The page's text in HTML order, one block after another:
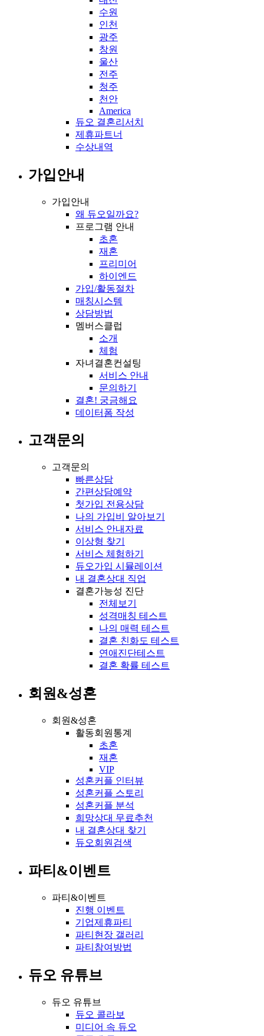
수원
인천
광주
창원
울산
전주
청주
천안
America
듀오 결혼리서치
제휴파트너
수상내역
가입안내
가입안내
왜 듀오일까요?
프로그램 안내
초혼
재혼
프리미어
하이엔드
가입/활동절차
매칭시스템
상담방법
멤버스클럽
소개
체험
자녀결혼컨설팅
서비스 안내
문의하기
결혼! 궁금해요
데이터폼 작성
고객문의
고객문의
빠른상담
간편상담예약
첫가입 전용상담
나의 가입비 알아보기
서비스 안내자료
이상형 찾기
서비스 체험하기
듀오가입 시뮬레이션
내 결혼상대 직업
결혼가능성 진단
전체보기
성격매칭 테스트
나의 매력 테스트
결혼 친화도 테스트
연애진단테스트
결혼 확률 테스트
회원&성혼
회원&성혼
활동회원통계
초혼
재혼
VIP
성혼커플 인터뷰
성혼커플 스토리
성혼커플 분석
희망상대 무료추천
내 결혼상대 찾기
듀오회원검색
파티&이벤트
파티&이벤트
진행 이벤트
기업제휴파티
파티현장 갤러리
파티참여방법
듀오 유튜브
듀오 유튜브
듀오 콜라보
미디어 속 듀오